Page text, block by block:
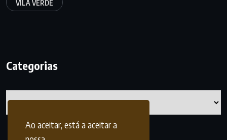
Ao aceitar, está a aceitar a
VILA VERDE
Categorias